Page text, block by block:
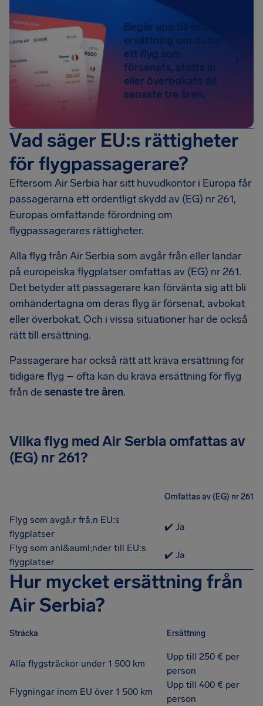
Begär upp till 600 € i
ersättning om du har
ett flyg som
försenats, ställts in
eller överbokats de
senaste tre åren.
Vad säger EU:s rättigheter
för flygpassagerare?
Eftersom Air Serbia har sitt huvudkontor i Europa får
passagerarna ett ordentligt skydd av (EG) nr 261,
Europas omfattande förordning om
flygpassagerares rättigheter.
Alla flyg från Air Serbia som avgår från eller landar
på europeiska flygplatser omfattas av (EG) nr 261.
Det betyder att passagerare kan förvänta sig att bli
omhändertagna om deras flyg är försenat, avbokat
eller överbokat. Och i vissa situationer har de också
rätt till ersättning.
Passagerare har också rätt att kräva ersättning för
tidigare flyg – ofta kan du kräva ersättning för flyg
från de senaste tre åren.
Vilka flyg med Air Serbia omfattas av
(EG) nr 261?
Omfattas av (EG) nr 261
Flyg som avgå;r frå;n EU:s
flygplatser
✔️ Ja
Flyg som anl&auml;nder till EU:s
flygplatser
✔️ Ja
Hur mycket ersättning från
Air Serbia?
Sträcka Ersättning
Alla flygsträckor under 1 500 km
Upp till 250 € per
person
Flygningar inom EU över 1 500 km
Upp till 400 € per
person